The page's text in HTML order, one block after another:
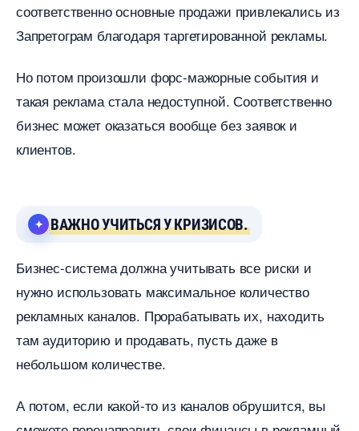
соответственно основные продажи привлекались из
Запретограм благодаря таргетированной рекламы.
Но потом произошли форс-мажорные события и
такая реклама стала недоступной. Соответственно
изнес может оказаться вообще без заявок и
клиентов.
АЖНО УЧИТЬСЯ У КРИЗИСОВ.
Бизнес-система должна учитывать все риски и
нужно использовать максимальное количество
рекламных каналов. Прорабатывать их, находить
там аудиторию и продавать, пусть даже
небольшом количестве.
А потом, если какой-то из каналов обрушится, вы